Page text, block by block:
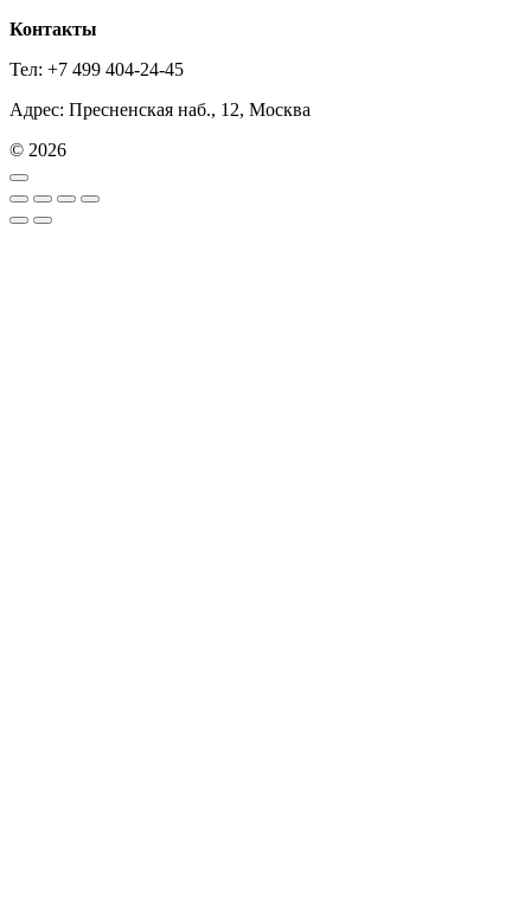
Контакты
Тел: +7 499 404-24-45
Адрес: Пресненская наб., 12, Москва
© 2026